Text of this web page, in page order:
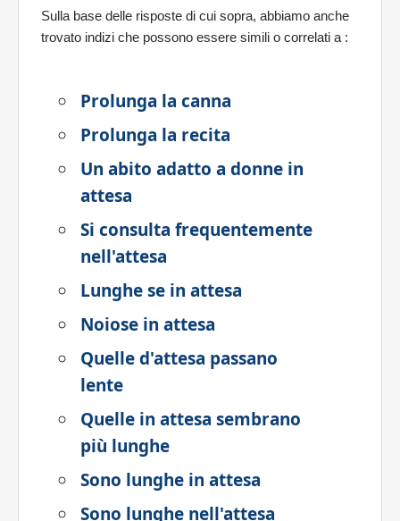
Sulla base delle risposte di cui sopra, abbiamo anche
trovato indizi che possono essere simili o correlati a :
Prolunga la canna
Prolunga la recita
Un abito adatto a donne in
attesa
Si consulta frequentemente
nell'attesa
Lunghe se in attesa
Noiose in attesa
Quelle d'attesa passano
lente
Quelle in attesa sembrano
più lunghe
Sono lunghe in attesa
Sono lunghe nell'attesa